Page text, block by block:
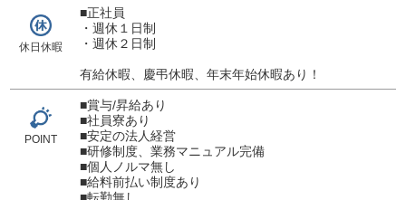
休日休暇
■正社員
・週休１日制
・週休２日制
有給休暇、慶弔休暇、年末年始休暇あり！
POINT
■賞与/昇給あり
■社員寮あり
■安定の法人経営
■研修制度、業務マニュアル完備
■個人ノルマ無し
■給料前払い制度あり